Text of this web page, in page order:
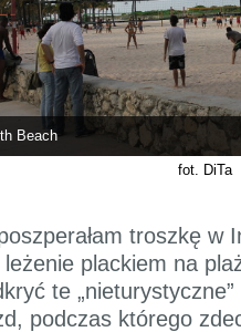
Beach
fot. DiTa
troszkę w
plackiem na
te
podczas którego